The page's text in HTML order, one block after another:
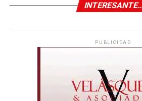
INTERESANTE..
PUBLICIDAD